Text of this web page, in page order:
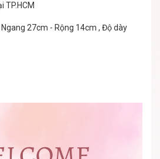
TP.HCM
27cm - Rộng 14cm , Độ dày